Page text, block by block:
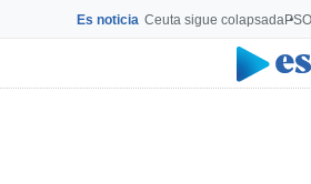
Es noticia Ceuta sigue colapsada